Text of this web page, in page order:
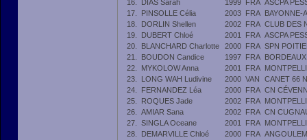
16.
DIAS Sarah 1999 FRA ASCPA
17.
PINSOLLE Célia 2003 FRA BAYONNE-
18.
DORLIN Shellen 2002 FRA CLUB DES
19.
DUBERT Chloé 2001 FRA ASCPA
20.
BLANCHARD Charlotte 2000 FRA SPN
21.
BOUDON Candice 1997 FRA
22.
MYKOLOW Anna 2001 FRA
23.
LONG WAH Ludivine 2000 VAN
CANET 66
24.
FERNANDEZ Léa 2000 FRA CN
25.
ROQUES Jade 2002 FRA
26.
AMIAR Sana 2002 FRA CN
27.
SINGLA Oceane 2001 FRA
28.
DEMARVILLE Chloé 2000 FRA